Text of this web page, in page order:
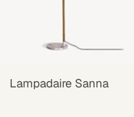
Lampadaire Sanna